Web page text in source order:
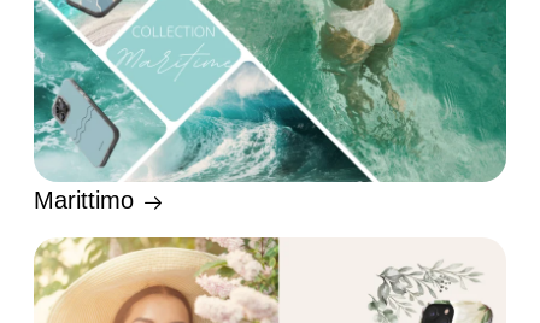
Marittimo